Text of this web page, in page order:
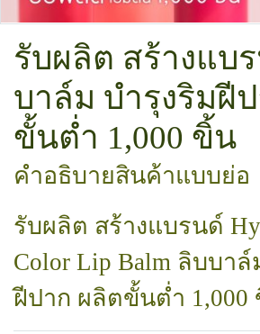
รับผลิต สร้างแบ
บาล์ม บำรุงริมฝี
ขั้นต่ำ 1,000 ขิ้น
คำอธิบายสินค้าแบบย่อ
รับผลิต สร้างแบรนด์
Color Lip Balm ลิบบาล์
ฝีปาก ผลิตขั้นต่ำ 1,000